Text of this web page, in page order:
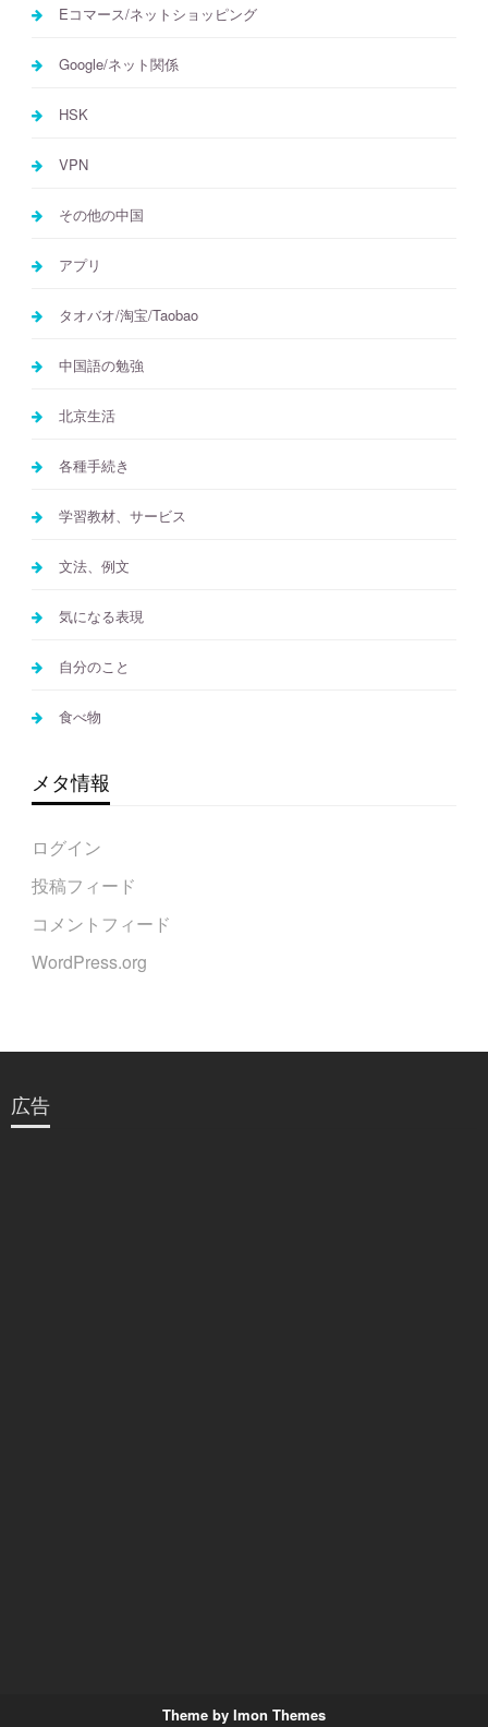
Eコマース/ネットショッピング
Google/ネット関係
HSK
VPN
その他の中国
アプリ
タオバオ/淘宝/Taobao
中国語の勉強
北京生活
各種手続き
学習教材、サービス
文法、例文
気になる表現
自分のこと
食べ物
メタ情報
ログイン
投稿フィード
コメントフィード
WordPress.org
広告
Theme by Imon Themes